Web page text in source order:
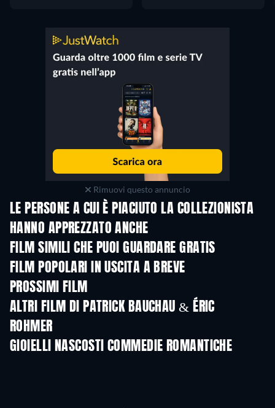
Rimuovi questo annuncio
LE PERSONE A CUI È PIACIUTO LA COLLEZIONISTA
HANNO APPREZZATO ANCHE
FILM SIMILI CHE PUOI GUARDARE GRATIS
FILM POPOLARI IN USCITA A BREVE
PROSSIMI FILM
ALTRI FILM DI PATRICK BAUCHAU & ÉRIC
ROHMER
GIOIELLI NASCOSTI COMMEDIE ROMANTICHE